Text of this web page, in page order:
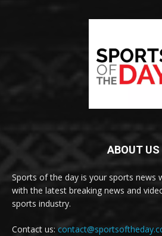
ABOUT US
Sports of the day is your sports news
with the latest breaking news and
sports industry.
Contact us: